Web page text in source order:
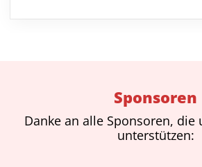
Sponsoren
Danke an alle Sponsoren, die
unterstützen: